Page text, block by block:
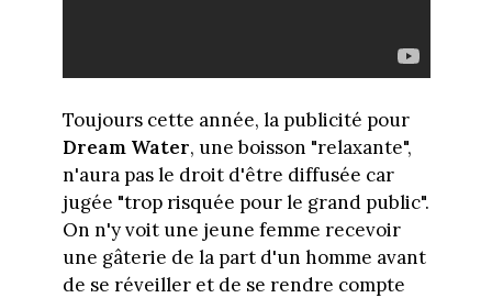
Toujours cette année, la publicité pour
Dream Water, une boisson "relaxante",
n'aura pas le droit d'être diffusée car
jugée "trop risquée pour le grand public".
On n'y voit une jeune femme recevoir
une gâterie de la part d'un homme avant
de se réveiller et de se rendre compte